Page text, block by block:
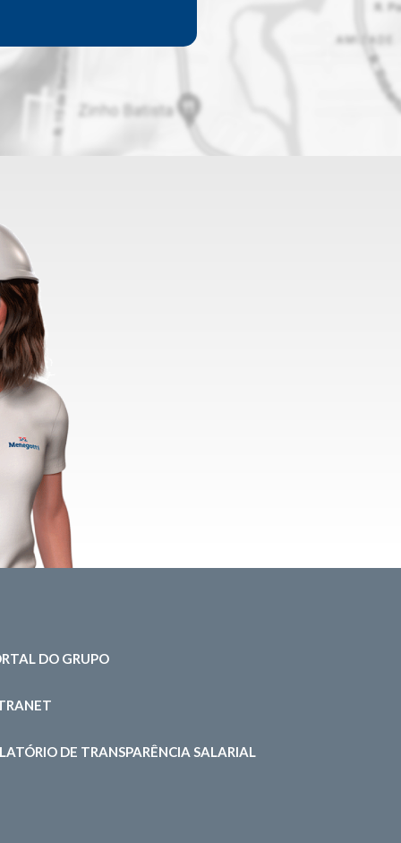
DO GRUPO
DE TRANSPARÊNCIA SALARIAL